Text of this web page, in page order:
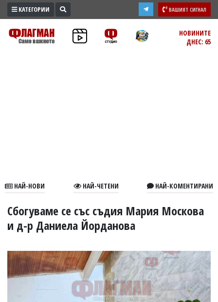
ПРОМО
ЗОНА
В
УКРАЙНА
РАЗСЛЕДВАНЕ
БИЗНЕС
ЮГ
КАТЕГОРИИ ВАШИЯТ СИГНАЛ
НОВИНИТЕ
ДНЕС: 65
НАЙ-НОВИ НАЙ-ЧЕТЕНИ НАЙ-КОМЕНТИРАНИ
Сбогуваме се със съдия Мария Москова
и д-р Даниела Йорданова